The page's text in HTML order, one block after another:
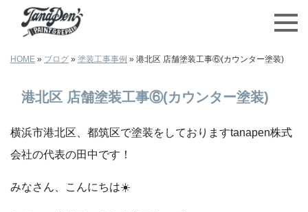
HOME » ブログ » 塗装工事事例 » 港北区 店舗塗装工事⑥(カウンター塗装)
港北区 店舗塗装工事⑥(カウンター塗装)
横浜市港北区、都筑区で塗装をしておりますtanapen株式
会社の代表の田中です！
みなさん、こんにちは☀️